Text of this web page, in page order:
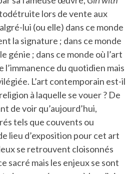
lors de vente aux
lui (ou elle) dans ce monde
la signature ; dans ce monde
génie ; dans ce monde où l’art
l’immanence du quotidien mais
L’art contemporain est-il
à laquelle se vouer ? De
de voir qu’aujourd’hui,
tels que couvents ou
lieu d’exposition pour cet art
se retrouvent cloisonnés
sacré mais les enjeux se sont